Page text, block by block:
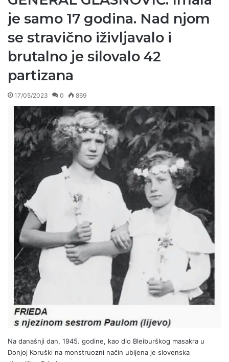
je samo 17 godina. Nad njom
se stravično iživljavalo i
brutalno je silovalo 42
partizana
17/05/2023 0 869
Na današnji dan, 1945. godine, kao dio Bleiburškog masakra u
Donjoj Koruški na monstruozni način ubijena je slovenska